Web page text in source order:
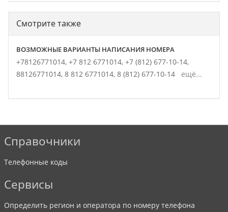
Смотрите также
ВОЗМОЖНЫЕ ВАРИАНТЫ НАПИСАНИЯ НОМЕРА
+78126771014, +7 812 6771014, +7 (812) 677-10-14,
88126771014, 8 812 6771014, 8 (812) 677-10-14 ещё...
Справочники
Телефонные коды
Сервисы
Определить регион и оператора по номеру телефона